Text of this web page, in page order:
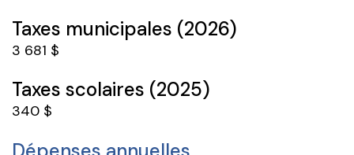
Taxes municipales (2026)
3 681 $
Taxes scolaires (2025)
340 $